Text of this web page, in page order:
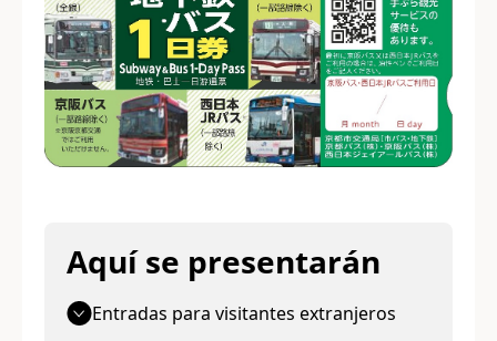
Aquí se presentarán
Entradas para visitantes extranjeros